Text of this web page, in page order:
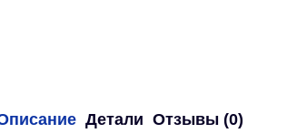
Детали Отзывы (0)